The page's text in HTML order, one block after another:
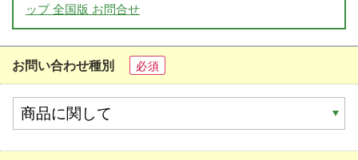
ップ 全国版 お問合せ
お問い合わせ種別 必須